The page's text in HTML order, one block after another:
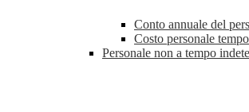
Conto annuale del
Costo personale
Personale non a tempo